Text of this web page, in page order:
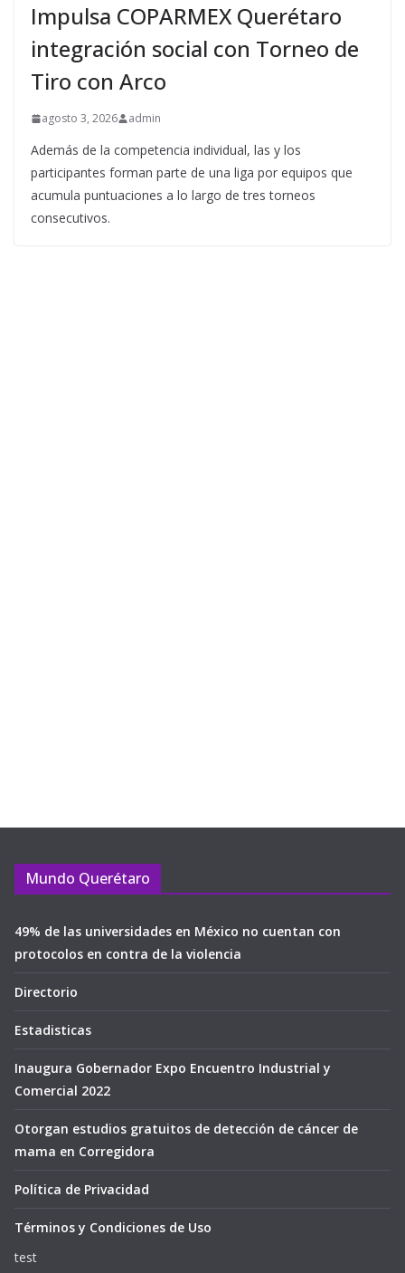
Impulsa COPARMEX Querétaro
integración social con Torneo de
Tiro con Arco
agosto 3, 2026 admin
Además de la competencia individual, las y los
participantes forman parte de una liga por equipos que
acumula puntuaciones a lo largo de tres torneos
consecutivos.
Mundo Querétaro
49% de las universidades en México no cuentan con
protocolos en contra de la violencia
Directorio
Estadisticas
Inaugura Gobernador Expo Encuentro Industrial y
Comercial 2022
Otorgan estudios gratuitos de detección de cáncer de
mama en Corregidora
Política de Privacidad
Términos y Condiciones de Uso
test